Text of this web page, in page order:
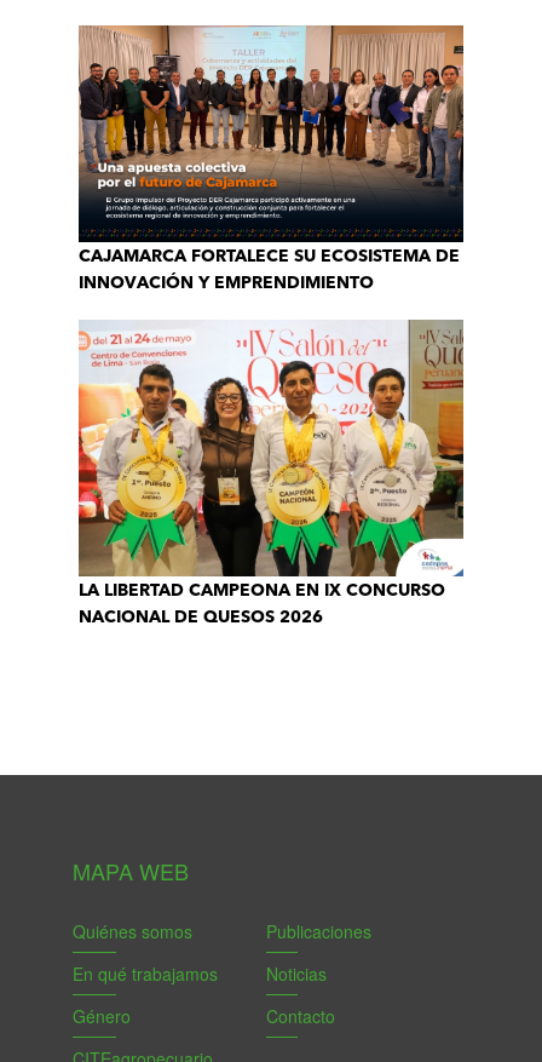
CAJAMARCA FORTALECE SU ECOSISTEMA DE
INNOVACIÓN Y EMPRENDIMIENTO
LA LIBERTAD CAMPEONA EN IX CONCURSO
NACIONAL DE QUESOS 2026
MAPA WEB
Quiénes somos
En qué trabajamos
Género
Publicaciones
Noticias
Contacto